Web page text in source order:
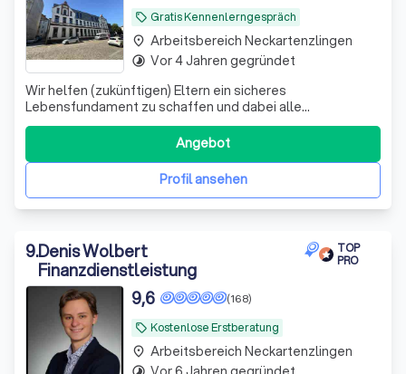
local_offer Gratis Kennenlerngespräch
Wir helfen (zukünftigen) Eltern ein sicheres
Lebensfundament zu schaffen und dabei alle
Steuervorteile zu nutzen, die dir zustehen.
Profil ansehen
Angebot
place Arbeitsbereich Neckartenzlingen
timelapse Vor 4 Jahren gegründet
9.Denis Wolbert
Finanzdienstleistung
TOP
PRO
local_offer Kostenlose Erstberatung
(168)
9,6
place Arbeitsbereich Neckartenzlingen